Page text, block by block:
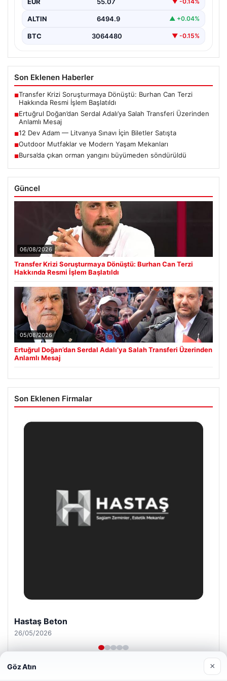
söylentileriyle ilgili…
ALTIN 6494.9 ▲ +0.04%
BTC 3064480 ▼ -0.15%
Son Eklenen Haberler
■Transfer Krizi Soruşturmaya Dönüştü: Burhan Can Terzi
Hakkında Resmi İşlem Başlatıldı
■Ertuğrul Doğan’dan Serdal Adalı’ya Salah Transferi Üzerinden
Anlamlı Mesaj
■12 Dev Adam — Litvanya Sınavı İçin Biletler Satışta
■Outdoor Mutfaklar ve Modern Yaşam Mekanları
■Bursa’da çıkan orman yangını büyümeden söndürüldü
Güncel
06/08/2026
Transfer Krizi Soruşturmaya Dönüştü: Burhan Can Terzi
Hakkında Resmi İşlem Başlatıldı
05/08/2026
Ertuğrul Doğan’dan Serdal Adalı’ya Salah Transferi Üzerinden
Anlamlı Mesaj
Son Eklenen Firmalar
Prenses Night Club
29/04/2026
Göz Atın ×